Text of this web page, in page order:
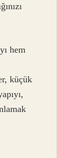
hem
küçük